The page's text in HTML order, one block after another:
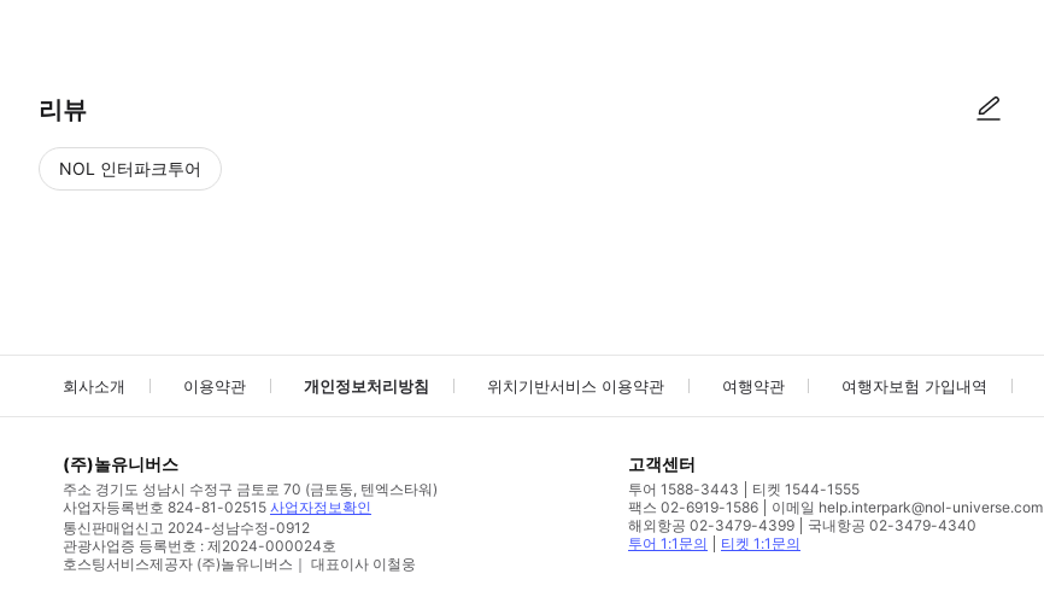
리뷰
NOL 인터파크투어
회사소개 이용약관 개인정보처리방침 위치기반서비스 이용약관 여행약관 여행자보험 가입내역
(주)놀유니버스
주소 경기도 성남시 수정구 금토로 70 (금토동, 텐엑스타워)
사업자등록번호 824-81-02515 사업자정보확인
통신판매업신고 2024-성남수정-0912
관광사업증 등록번호 : 제2024-000024호
호스팅서비스제공자 (주)놀유니버스｜ 대표이사 이철웅
고객센터
투어 1588-3443
티켓 1544-1555
팩스 02-6919-1586
이메일 help.interpark@nol-universe.com
해외항공 02-3479-4399
국내항공 02-3479-4340
투어 1:1문의
티켓 1:1문의